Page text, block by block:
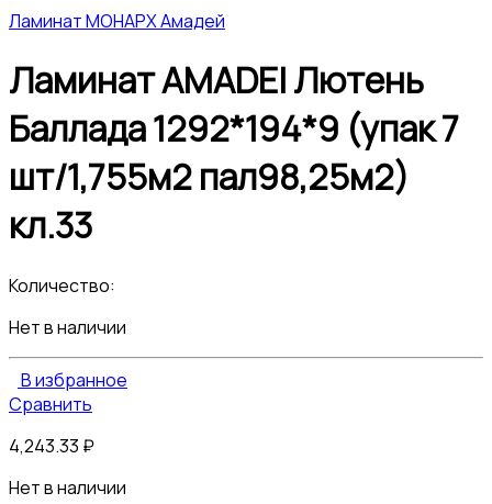
Ламинат МОНАРХ Амадей
Ламинат AMADEI Лютень
Баллада 1292*194*9 (упак 7
шт/1,755м2 пал98,25м2)
кл.33
Количество:
Нет в наличии
В избранное
Сравнить
4,243.33 ₽
Нет в наличии